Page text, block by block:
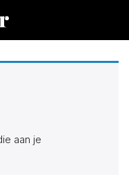
Zoek, vind en
aan je